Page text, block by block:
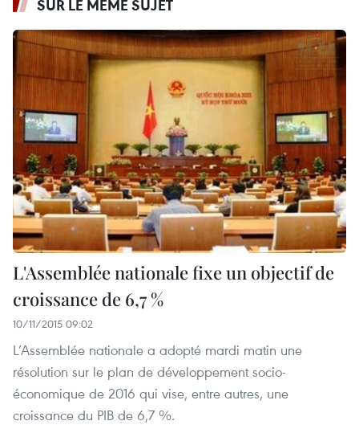
SUR LE MÊME SUJET
L'Assemblée nationale fixe un objectif de
croissance de 6,7 %
10/11/2015 09:02
L’Assemblée nationale a adopté mardi matin une
résolution sur le plan de développement socio-
économique de 2016 qui vise, entre autres, une
croissance du PIB de 6,7 %.